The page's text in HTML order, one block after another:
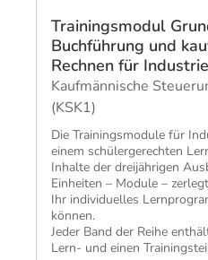
Trainingsmodul
Buchführung und
Rechnen für
Kaufmännische
(KSK1)
Die Trainingsmodule für
einem schülergerechten
Inhalte der dreijährigen
Einheiten – Module –
Ihr individuelles
können.
Jeder Band der Reihe
Lern- und einen